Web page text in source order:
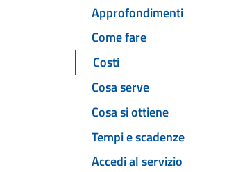
Approfondimenti
Come fare
Costi
Cosa serve
Cosa si ottiene
Tempi e scadenze
Accedi al servizio